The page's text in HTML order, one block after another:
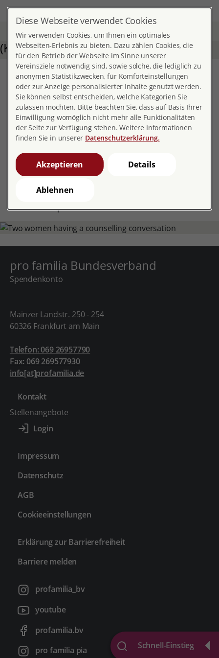
DE EN MENÜ
Home
Schnell-Einstieg
(Kopie 1)
You've come to the right
place!
Do you have questions about pregnancy, sexuality,
relationships or parenthood? At pro familia, you can
receive professional, confidential advice. Your rights
are at the heart of everything we do.
We want everyone to be able to live their sexuality on
their own terms and make free choices about
parenthood. We also campaign for this in the political
arena and in public discourse.
pro familia Bundesverband
Spendenkonto
Mainzer Landstr. 250 - 254
60326 Frankfurt am Main
Telefon: 069 26957790
Fax: 069 269577930
info[at]profamilia.de
Kontakt
Stellenangebote
Impressum
Datenschutz
AGB
Cookieeinstellungen
Erklärung zur Barrierefreiheit
Barriere melden
profamilia_bv
youtube
profamilia.bv
pro familia pia
Diese Webseite verwendet Cookies
Wir verwenden Cookies, um Ihnen ein optimales
Webseiten-Erlebnis zu bieten. Dazu zählen Cookies, die
für den Betrieb der Webseite im Sinne unserer
Vereinsziele notwendig sind, sowie solche, die lediglich zu
anonymen Statistikzwecken, für Komforteinstellungen
oder zur Anzeige personalisierter Inhalte genutzt werden.
Sie können selbst entscheiden, welche Kategorien Sie
zulassen möchten. Bitte beachten Sie, dass auf Basis Ihrer
Einwilligung womöglich nicht mehr alle Funktionalitäten
der Seite zur Verfügung stehen. Weitere Informationen
finden Sie in unserer Datenschutzerklärung.
Akzeptieren Details
Ablehnen